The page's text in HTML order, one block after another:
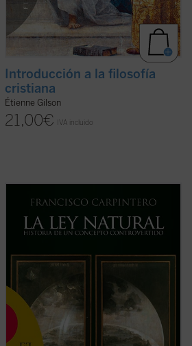
Introducción a la filosofía
cristiana
Étienne Gilson
21,00€ IVA incluido
«Las doctrinas sobre el derecho natural
se han formado dentro de un esfuerzo
conjunto en el que han participado
frente al simplismo o la ideologización
con que ...